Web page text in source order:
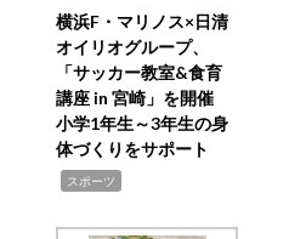
横浜F・マリノス×日清
オイリオグループ、
「サッカー教室&食育
講座 in 宮崎」を開催
小学1年生～3年生の身
体づくりをサポート
スポーツ